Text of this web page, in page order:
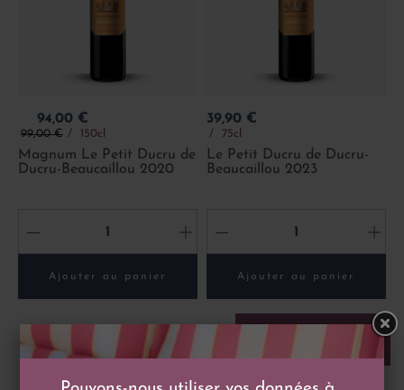
Prix
94,00 €
Prix de base
99,00 € 150cl
Magnum Le Petit Ducru de
Ducru-Beaucaillou 2020
- +
Ajouter au panier
Prix
39,90 €
75cl
Le Petit Ducru de Ducru-
Beaucaillou 2023
- +
Ajouter au panier
